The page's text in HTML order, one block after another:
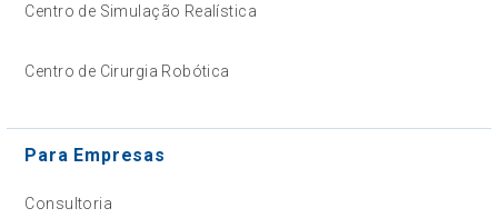
Centro de Simulação Realística
Centro de Cirurgia Robótica
Para Empresas
Consultoria